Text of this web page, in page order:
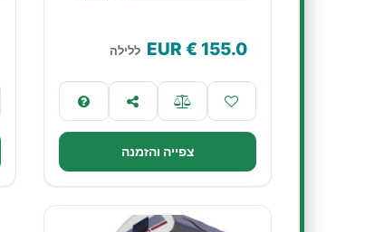
155.0
€ EUR ללילה
צפייה והזמנה